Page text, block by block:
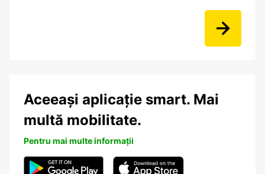
Aceeași aplicație smart. Mai
multă mobilitate.
Pentru mai multe informații